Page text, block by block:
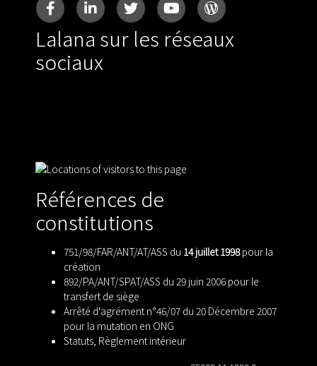
Lalana sur les réseaux
sociaux
Références de
constitutions
751/98/FAR/ANT/AT/ASS du 14 juillet 1998pour la
création
892/PA/ANT/SPAT/ASS du 29 juin 2006 pour le
transfert de siège
Arrêté d'agrément n°46/07 du 20 Décembre 2007
pour la mutation en ONG
Statuts Règlement intérieur